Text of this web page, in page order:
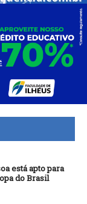
está apto para
do Brasil